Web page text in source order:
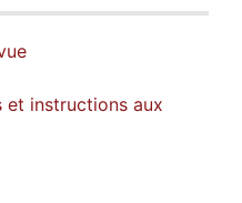
et instructions aux